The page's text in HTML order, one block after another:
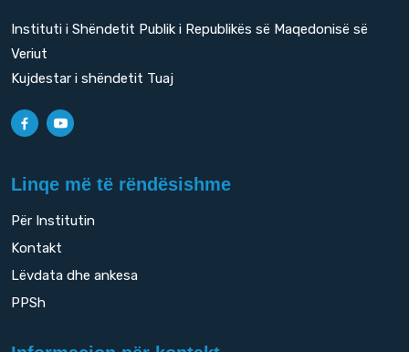
Instituti i Shëndetit Publik i Republikës së Maqedonisë së
Veriut
Kujdestar i shëndetit Tuaj
Linqe më të rëndësishme
Për Institutin
Kontakt
Lëvdata dhe ankesa
PPSh